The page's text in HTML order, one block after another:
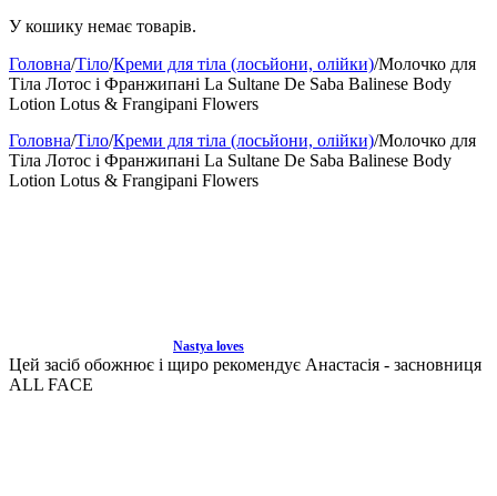
У кошику немає товарів.
Головна/Тіло/Креми для тіла (лосьйони, олійки)/Молочко для
Тіла Лотос і Франжипані La Sultane De Saba Balinese Body
Lotion Lotus & Frangipani Flowers
Головна/Тіло/Креми для тіла (лосьйони, олійки)/Молочко для
Тіла Лотос і Франжипані La Sultane De Saba Balinese Body
Lotion Lotus & Frangipani Flowers
Nastya loves
Цей засіб обожнює і щиро рекомендує Анастасія - засновниця
ALL FACE